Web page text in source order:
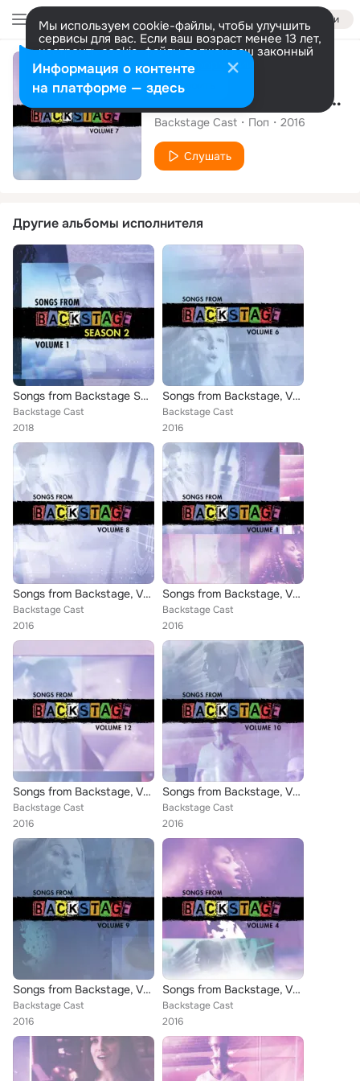
Войти
Мы используем cookie-файлы, чтобы улучшить
сервисы для вас. Если ваш возраст менее 13 лет,
настроить cookie-файлы должен ваш законный
представитель. Больше информации
Разрешить все Настроить
Альбом
Songs from Backstage, Vol. 7
Backstage Cast Поп 2016
Слушать
Другие альбомы исполнителя
Songs from Backstage Season 2, Vol. 1
Backstage Cast
2018
Songs from Backstage, Vol. 6
Backstage Cast
2016
Songs from Backstage, Vol. 8
Backstage Cast
2016
Songs from Backstage, Vol. 1
Backstage Cast
2016
Songs from Backstage, Vol. 12
Backstage Cast
2016
Songs from Backstage, Vol. 10
Backstage Cast
2016
Songs from Backstage, Vol. 9
Backstage Cast
2016
Songs from Backstage, Vol. 4
Backstage Cast
2016
Информация о контенте
на платформе — здесь